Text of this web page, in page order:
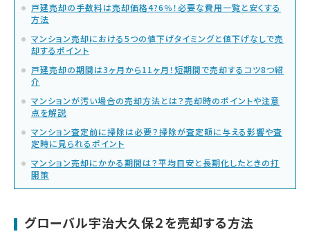
戸建売却の手数料は売却価格4?6％！必要な費用一覧と安くする
方法
マンション売却における5つの値下げタイミングと値下げなしで売
却するポイント
戸建売却の期間は3ヶ月から11ヶ月！短期間で売却するコツ8つ紹
介
マンションが汚い場合の売却方法とは？売却時のポイントや注意
点を解説
マンション査定前に掃除は必要？掃除が査定額に与える影響や査
定時に見られるポイント
マンション売却にかかる期間は？平均目安と長期化したときの打
開策
グローバル宇治大久保２を売却する方法